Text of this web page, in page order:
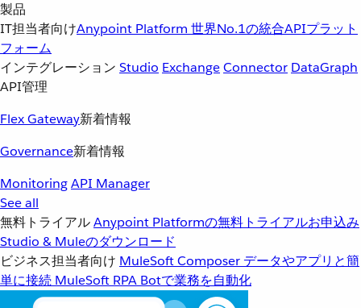
製品
IT担当者向けAnypoint Platform 世界No.1の統合APIプラット
フォーム
インテグレーション Studio ExchangeConnector DataGraph
API管理
Flex Gateway新着情報
Governance新着情報
MonitoringAPI Manager
See all
無料トライアルAnypoint Platformの無料トライアルお申込み
Studio & Muleのダウンロード
ビジネス担当者向け MuleSoft Composer データやアプリと簡
単に接続 MuleSoft RPA Botで業務を自動化